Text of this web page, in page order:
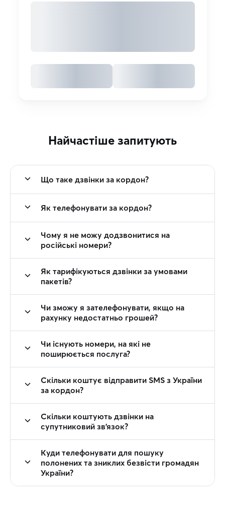
Найчастіше запитують
Що таке дзвінки за кордон?
Як телефонувати за кордон?
Чому я не можу додзвонитися на
російські номери?
Як тарифікуються дзвінки за умовами
пакетів?
Чи зможу я зателефонувати, якщо на
рахунку недостатньо грошей?
Чи існують номери, на які не
поширюється послуга?
Скільки коштує відправити SMS з України
за кордон?
Скільки коштують дзвінки на
супутниковий зв'язок?
Куди телефонувати для пошуку
полонених та зниклих безвісти громадян
України?